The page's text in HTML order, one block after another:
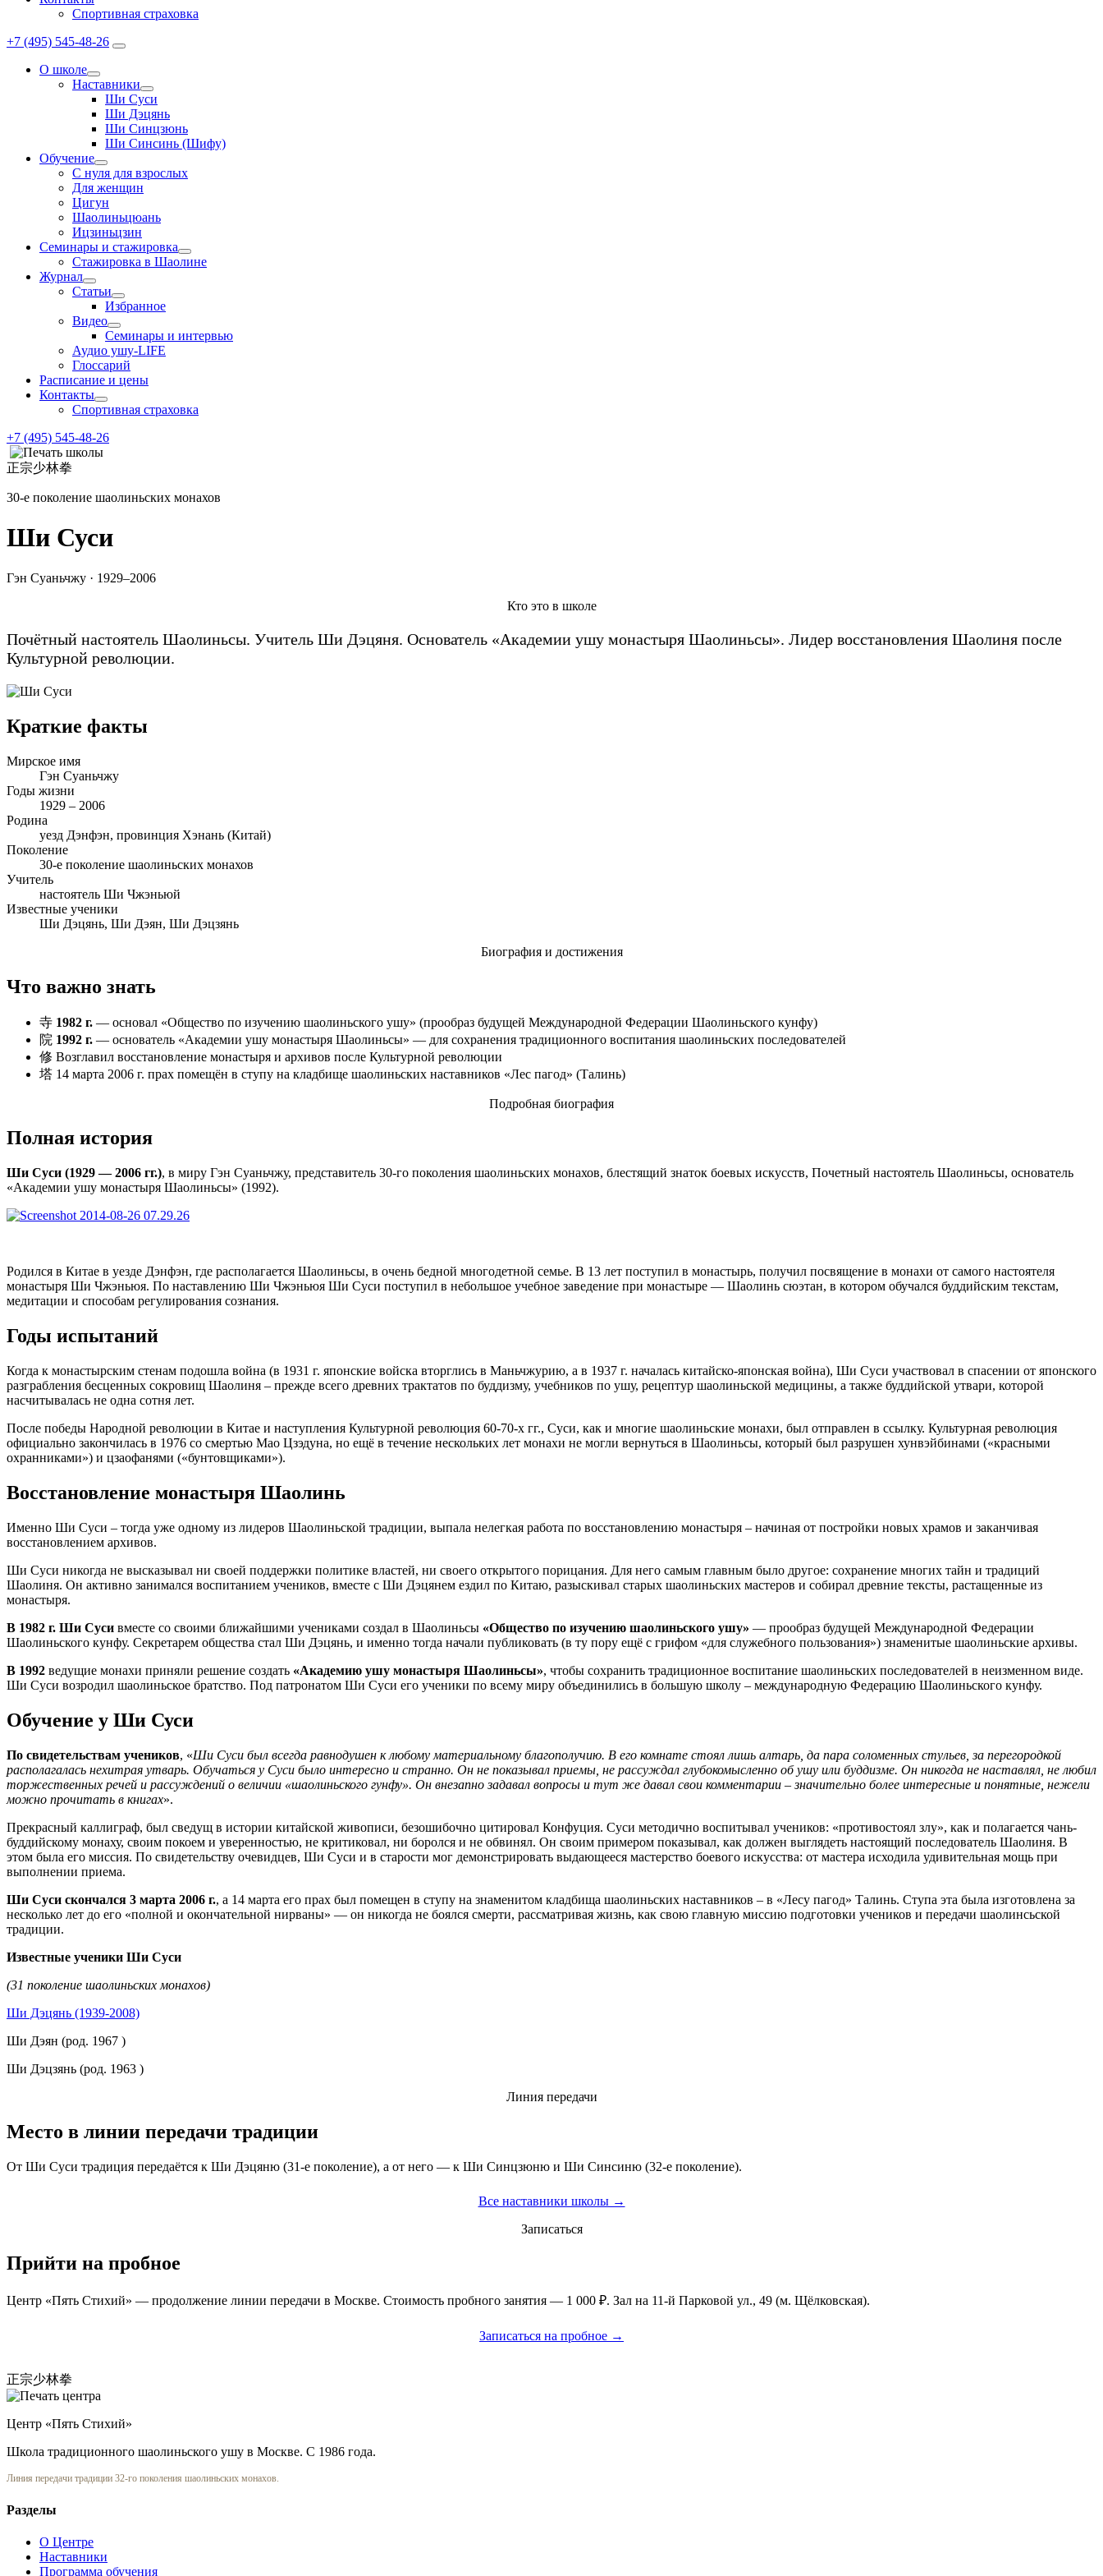
Спортивная страховка
+7 (495) 545-48-26
О школе
Наставники
Ши Суси
Ши Дэцянь
Ши Синцзюнь
Ши Синсинь (Шифу)
Обучение
С нуля для взрослых
Для женщин
Цигун
Шаолиньцюань
Ицзиньцзин
Семинары и стажировка
Стажировка в Шаолине
Журнал
Статьи
Избранное
Видео
Семинары и интервью
Аудио ушу-LIFE
Глоссарий
Расписание и цены
Контакты
Спортивная страховка
+7 (495) 545-48-26
正宗少林拳
30-е поколение шаолиньских монахов
Ши Суси
Гэн Суаньчжу · 1929–2006
Кто это в школе
Почётный настоятель Шаолиньсы. Учитель Ши Дэцяня. Основатель «Академии ушу монастыря Шаолиньсы». Лидер восстановления Шаолиня после
Культурной революции.
Краткие факты
Мирское имя
Гэн Суаньчжу
Годы жизни
1929 – 2006
Родина
уезд Дэнфэн, провинция Хэнань (Китай)
Поколение
30-е поколение шаолиньских монахов
Учитель
настоятель Ши Чжэньюй
Известные ученики
Ши Дэцянь, Ши Дэян, Ши Дэцзянь
Биография и достижения
Что важно знать
寺 1982 г. — основал «Общество по изучению шаолиньского ушу» (прообраз будущей Международной Федерации Шаолиньского кунфу)
院 1992 г. — основатель «Академии ушу монастыря Шаолиньсы» — для сохранения традиционного воспитания шаолиньских последователей
修 Возглавил восстановление монастыря и архивов после Культурной революции
塔 14 марта 2006 г. прах помещён в ступу на кладбище шаолиньских наставников «Лес пагод» (Талинь)
Подробная биография
Полная история
Ши Суси (1929 — 2006 гг.), в миру Гэн Суаньчжу, представитель 30-го поколения шаолиньских монахов, блестящий знаток боевых искусств, Почетный настоятель Шаолиньсы, основатель
«Академии ушу монастыря Шаолиньсы» (1992).
Родился в Китае в уезде Дэнфэн, где располагается Шаолиньсы, в очень бедной многодетной семье. В 13 лет поступил в монастырь, получил посвящение в монахи от самого настоятеля
монастыря Ши Чжэньюя. По наставлению Ши Чжэньюя Ши Суси поступил в небольшое учебное заведение при монастыре — Шаолинь сюэтан, в котором обучался буддийским текстам,
медитации и способам регулирования сознания.
Годы испытаний
Когда к монастырским стенам подошла война (в 1931 г. японские войска вторглись в Маньчжурию, а в 1937 г. началась китайско-японская война), Ши Суси участвовал в спасении от японского
разграбления бесценных сокровищ Шаолиня – прежде всего древних трактатов по буддизму, учебников по ушу, рецептур шаолиньской медицины, а также буддийской утвари, которой
насчитывалась не одна сотня лет.
После победы Народной революции в Китае и наступления Культурной революция 60-70-х гг., Суси, как и многие шаолиньские монахи, был отправлен в ссылку. Культурная революция
официально закончилась в 1976 со смертью Мао Цзэдуна, но ещё в течение нескольких лет монахи не могли вернуться в Шаолиньсы, который был разрушен хунвэйбинами («красными
охранниками») и цзаофанями («бунтовщиками»).
Восстановление монастыря Шаолинь
Именно Ши Суси – тогда уже одному из лидеров Шаолиньской традиции, выпала нелегкая работа по восстановлению монастыря – начиная от постройки новых храмов и заканчивая
восстановлением архивов.
Ши Суси никогда не высказывал ни своей поддержки политике властей, ни своего открытого порицания. Для него самым главным было другое: сохранение многих тайн и традиций
Шаолиня. Он активно занимался воспитанием учеников, вместе с Ши Дэцянем ездил по Китаю, разыскивал старых шаолиньских мастеров и собирал древние тексты, растащенные из
монастыря.
В 1982 г. Ши Суси вместе со своими ближайшими учениками создал в Шаолиньсы «Общество по изучению шаолиньского ушу» — прообраз будущей Международной Федерации
Шаолиньского кунфу. Секретарем общества стал Ши Дэцянь, и именно тогда начали публиковать (в ту пору ещё с грифом «для служебного пользования») знаменитые шаолиньские архивы.
В 1992 ведущие монахи приняли решение создать «Академию ушу монастыря Шаолиньсы», чтобы сохранить традиционное воспитание шаолиньских последователей в неизменном виде.
Ши Суси возродил шаолиньское братство. Под патронатом Ши Суси его ученики по всему миру объединились в большую школу – международную Федерацию Шаолиньского кунфу.
Обучение у Ши Суси
По свидетельствам учеников, «Ши Суси был всегда равнодушен к любому материальному благополучию. В его комнате стоял лишь алтарь, да пара соломенных стульев, за перегородкой
располагалась нехитрая утварь. Обучаться у Суси было интересно и странно. Он не показывал приемы, не рассуждал глубокомысленно об ушу или буддизме. Он никогда не наставлял, не любил
торжественных речей и рассуждений о величии «шаолиньского гунфу». Он внезапно задавал вопросы и тут же давал свои комментарии – значительно более интересные и понятные, нежели
можно прочитать в книгах».
Прекрасный каллиграф, был сведущ в истории китайской живописи, безошибочно цитировал Конфуция. Суси методично воспитывал учеников: «противостоял злу», как и полагается чань-
буддийскому монаху, своим покоем и уверенностью, не критиковал, ни боролся и не обвинял. Он своим примером показывал, как должен выглядеть настоящий последователь Шаолиня. В
этом была его миссия. По свидетельству очевидцев, Ши Суси и в старости мог демонстрировать выдающееся мастерство боевого искусства: от мастера исходила удивительная мощь при
выполнении приема.
Ши Суси скончался 3 марта 2006 г., а 14 марта его прах был помещен в ступу на знаменитом кладбища шаолиньских наставников – в «Лесу пагод» Талинь. Ступа эта была изготовлена за
несколько лет до его «полной и окончательной нирваны» — он никогда не боялся смерти, рассматривая жизнь, как свою главную миссию подготовки учеников и передачи шаолинсьской
традиции.
Известные ученики Ши Суси
(31 поколение шаолиньских монахов)
Ши Дэцянь (1939-2008)
Ши Дэян (род. 1967 )
Ши Дэцзянь (род. 1963 )
Линия передачи
Место в линии передачи традиции
От Ши Суси традиция передаётся к Ши Дэцяню (31-е поколение), а от него — к Ши Синцзюню и Ши Синсиню (32-е поколение).
Все наставники школы →
Записаться
Прийти на пробное
Центр «Пять Стихий» — продолжение линии передачи в Москве. Стоимость пробного занятия — 1 000 ₽. Зал на 11-й Парковой ул., 49 (м. Щёлковская).
Записаться на пробное →
正宗少林拳
Центр «Пять Стихий»
Школа традиционного шаолиньского ушу в Москве. С 1986 года.
Линия передачи традиции 32-го поколения шаолиньских монахов.
Разделы
О Центре
Наставники
Программа обучения